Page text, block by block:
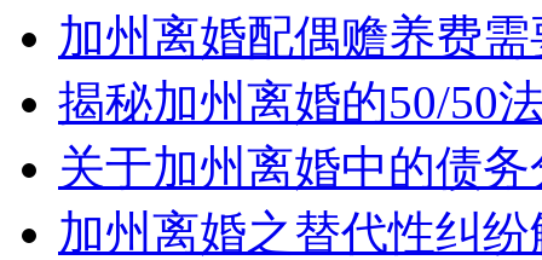
加州离婚配偶赡养费
揭秘加州离婚的50/50
关于加州离婚中的债
加州离婚之替代性纠